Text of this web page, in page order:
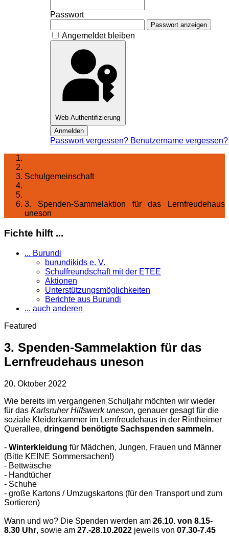
Passwort
Passwort anzeigen
Angemeldet bleiben
Web-Authentifizierung
Anmelden
Passwort vergessen? Benutzername vergessen?
Schulgemeinschaft
3. Spenden-Sammelaktion für das Lernfreudehaus
uneson
Fichte hilft ...
... Burundi
burundikids e. V.
Schulfreundschaft mit der ETEE
Aktionen
Unterstützungsmöglichkeiten
Berichte aus Burundi
... auch anderen
Featured
3. Spenden-Sammelaktion für das
Lernfreudehaus uneson
20. Oktober 2022
Wie bereits im vergangenen Schuljahr möchten wir wieder
für das Karlsruher Hilfswerk uneson, genauer gesagt für die
soziale Kleiderkammer im Lernfreudehaus in der Rintheimer
Querallee, dringend benötigte Sachspenden sammeln.
- Winterkleidung für Mädchen, Jungen, Frauen und Männer
(Bitte KEINE Sommersachen!)
- Bettwäsche
- Handtücher
- Schuhe
- große Kartons / Umzugskartons (für den Transport und zum
Sortieren)
Wann und wo? Die Spenden werden am 26.10. von 8.15-
8.30 Uhr, sowie am 27.-28.10.2022 jeweils von 07.30-7.45